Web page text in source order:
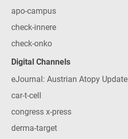
apo-campus
check-innere
check-onko
Digital Channels
eJournal: Austrian Atopy Update
car-t-cell
congress x-press
derma-target